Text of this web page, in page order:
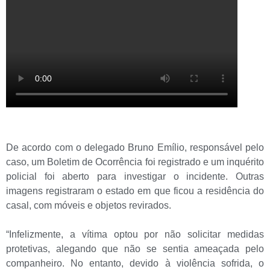
De acordo com o delegado Bruno Emílio, responsável pelo
caso, um Boletim de Ocorrência foi registrado e um inquérito
policial foi aberto para investigar o incidente. Outras
imagens registraram o estado em que ficou a residência do
casal, com móveis e objetos revirados.
“Infelizmente, a vítima optou por não solicitar medidas
protetivas, alegando que não se sentia ameaçada pelo
companheiro. No entanto, devido à violência sofrida, o